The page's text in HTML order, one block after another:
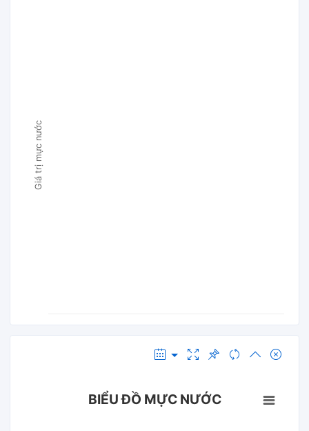
Giá trị mực nước
BIỂU ĐỒ MỰC NƯỚC